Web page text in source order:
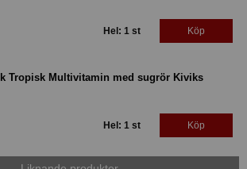
Hel: 1 st Köp
Tropisk Multivitamin med sugrör Kiviks
Hel: 1 st Köp